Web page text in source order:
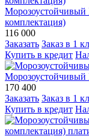
Морозоустойчивый
комплектация)
116 000
Заказать Заказ в 1
Купить в кредит
Морозоустойчивый
170 400
Заказать Заказ в 1
Купить в кредит